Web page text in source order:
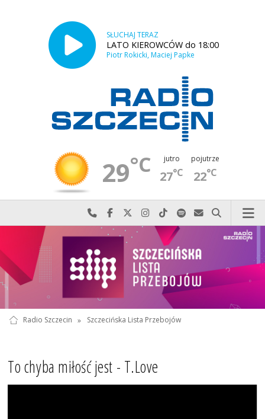
SŁUCHAJ TERAZ
LATO KIEROWCÓW do 18:00
Piotr Rokicki, Maciej Papke
29°C jutro
27°C
pojutrze
22°C
Najlepiej po prostu do nas zadzwoń
Odwiedź nas na Facebook-u
Odwiedź nas na X
Odwiedź nas na Instagram-ie
Odwiedź nas na TikTok-u
Szukaj nas na Spotify
Wyślij do nas
Szukaj
Radio Szczecin » Szczecińska Lista Przebojów
To chyba miłość jest - T.Love